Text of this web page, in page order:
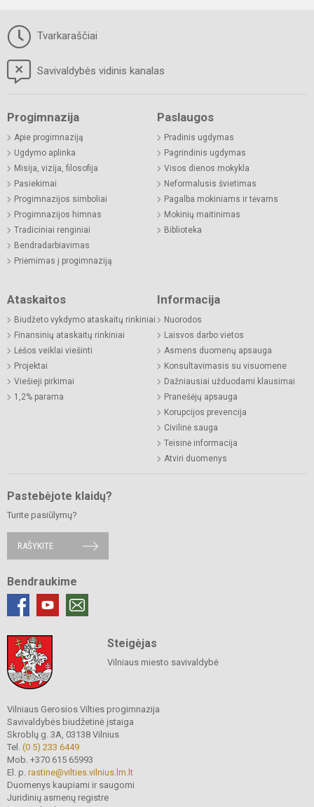
Tvarkaraščiai
Savivaldybės vidinis kanalas
Progimnazija
Apie progimnaziją
Ugdymo aplinka
Misija, vizija, filosofija
Pasiekimai
Progimnazijos simboliai
Progimnazijos himnas
Tradiciniai renginiai
Bendradarbiavimas
Priėmimas į progimnaziją
Paslaugos
Pradinis ugdymas
Pagrindinis ugdymas
Visos dienos mokykla
Neformalusis švietimas
Pagalba mokiniams ir tėvams
Mokinių maitinimas
Biblioteka
Ataskaitos
Biudžeto vykdymo ataskaitų rinkiniai
Finansinių ataskaitų rinkiniai
Lėšos veiklai viešinti
Projektai
Viešieji pirkimai
1,2% parama
Informacija
Nuorodos
Laisvos darbo vietos
Asmens duomenų apsauga
Konsultavimasis su visuomene
Dažniausiai užduodami klausimai
Pranešėjų apsauga
Korupcijos prevencija
Civilinė sauga
Teisinė informacija
Atviri duomenys
Pastebėjote klaidų?
Turite pasiūlymų?
RAŠYKITE
Bendraukime
Steigėjas
Vilniaus miesto savivaldybė
Vilniaus Gerosios Vilties progimnazija
Savivaldybės biudžetinė įstaiga
Skroblų g. 3A, 03138 Vilnius
Tel. (0 5) 233 6449
Mob. +370 615 65993
El. p. rastine@vilties.vilnius.lm.lt
Duomenys kaupiami ir saugomi
Juridinių asmenų registre